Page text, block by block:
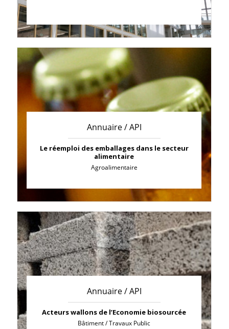
Annuaire / API
Le réemploi des emballages dans le secteur
alimentaire
Agroalimentaire
Annuaire / API
Acteurs wallons de l’Economie biosourcée
Bâtiment / Travaux Public